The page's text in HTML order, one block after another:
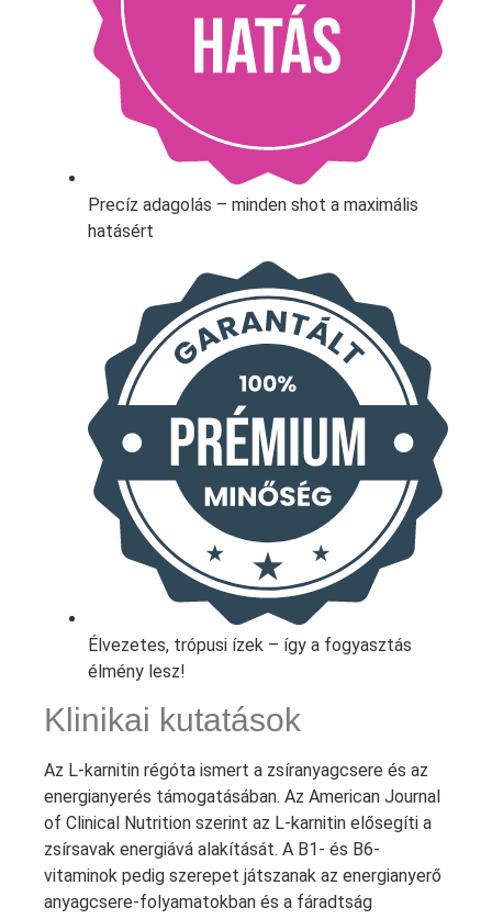
Precíz adagolás – minden shot a maximális
hatásért
Élvezetes, trópusi ízek – így a fogyasztás
élmény lesz!
Klinikai kutatások
Az L-karnitin régóta ismert a zsíranyagcsere és az
energianyerés támogatásában. Az American Journal
of Clinical Nutrition szerint az L-karnitin elősegíti a
zsírsavak energiává alakítását. A B1- és B6-
vitaminok pedig szerepet játszanak az energianyerő
anyagcsere-folyamatokban és a fáradtság